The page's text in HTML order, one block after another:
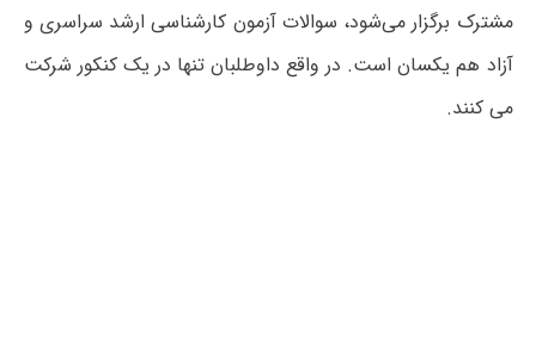
مشترک برگزار می‌شود، سوالات آزمون کارشناسی ارشد سراسری و
آزاد هم یکسان است. در واقع داوطلبان تنها در یک کنکور شرکت
می کنند.